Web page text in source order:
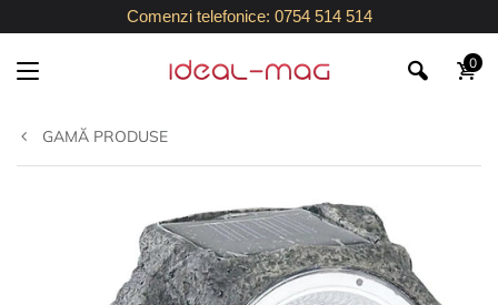
Comenzi telefonice: 0754 514 514
0
GAMĂ PRODUSE